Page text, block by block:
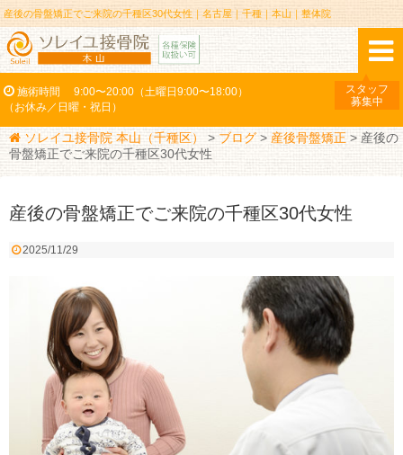
産後の骨盤矯正でご来院の千種区30代女性｜名古屋｜千種｜本山｜整体院
施術時間
9:00〜20:00（土曜日9:00〜18:00）
（お休み／日曜・祝日）
スタッフ
募集中
ソレイユ接骨院 本山（千種区） > ブログ > 産後骨盤矯正 > 産後の
骨盤矯正でご来院の千種区30代女性
産後の骨盤矯正でご来院の千種区30代女性
2025/11/29